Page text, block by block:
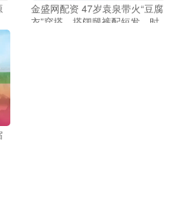
金盛网配资 47岁袁泉带火“豆腐
衣”穿搭，搭阔腿裤配短发，时